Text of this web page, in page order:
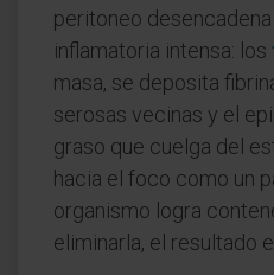
peritoneo
inflamatoria intensa: los
masa, se deposita
serosas vecinas y el
graso que cuelga del
hacia el foco como un
organismo logra
eliminarla, el resultado